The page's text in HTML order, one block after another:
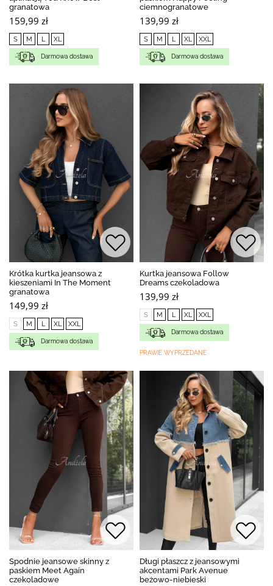
granatowa
159,99 zł
S M L XL
Darmowa dostawa
ciemnogranatowe
139,99 zł
S M L XL XXL
Darmowa dostawa
Krótka kurtka jeansowa z
kieszeniami In The Moment
granatowa
149,99 zł
S M L XL XXL
Darmowa dostawa
Kurtka jeansowa Follow
Dreams czekoladowa
139,99 zł
S M L XL XXL
Darmowa dostawa
PRAWIE WYPRZEDANE
Spodnie jeansowe skinny z
paskiem Meet Again
czekoladowe
Długi płaszcz z jeansowymi
akcentami Park Avenue
beżowo-niebieski